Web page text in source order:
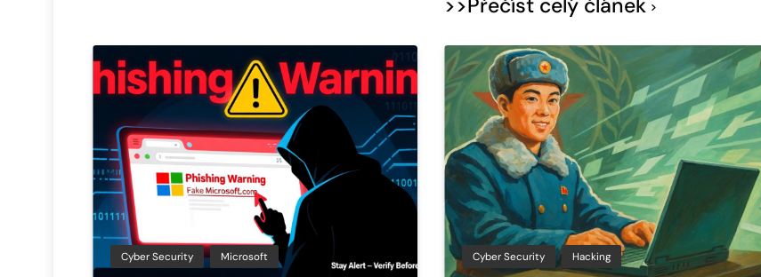
Cyber Security Microsoft Cyber Security Hacking